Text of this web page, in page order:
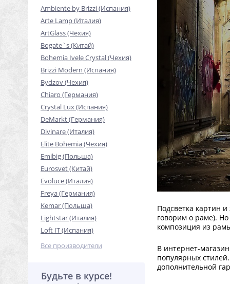
Ambiente by Brizzi (Испания)
Arte Lamp (Италия)
ArtGlass (Чехия)
Bogate`s (Китай)
Bohemia Ivele Crystal (Чехия)
Brizzi Modern (Испания)
Bydzov (Чехия)
Chiaro (Германия)
Crystal Lux (Испания)
DeMarkt (Германия)
Divinare (Италия)
Elite Bohemia (Чехия)
Emibig (Польша)
Eurosvet (Китай)
Evoluce (Италия)
Freya (Германия)
Kemar (Польша)
Lightstar (Италия)
Loft IT (Испания)
Все производители
Будьте в курсе!
Подсветка картин
говорим о раме).
композиция из
В интернет-
популярных
дополнительной